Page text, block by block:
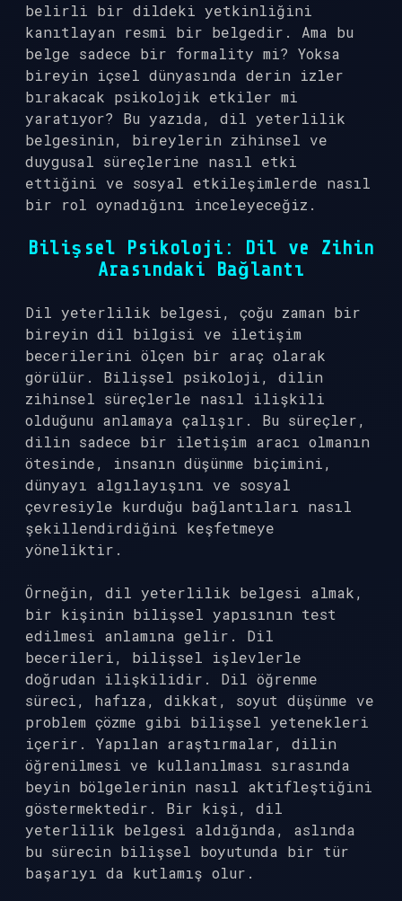
belirli bir dildeki yetkinliğini
kanıtlayan resmi bir belgedir. Ama bu
belge sadece bir formality mi? Yoksa
bireyin içsel dünyasında derin izler
bırakacak psikolojik etkiler mi
yaratıyor? Bu yazıda, dil yeterlilik
belgesinin, bireylerin zihinsel ve
duygusal süreçlerine nasıl etki
ettiğini ve sosyal etkileşimlerde nasıl
bir rol oynadığını inceleyeceğiz.
Bilişsel Psikoloji: Dil ve Zihin
Arasındaki Bağlantı
Dil yeterlilik belgesi, çoğu zaman bir
bireyin dil bilgisi ve iletişim
becerilerini ölçen bir araç olarak
görülür. Bilişsel psikoloji, dilin
zihinsel süreçlerle nasıl ilişkili
olduğunu anlamaya çalışır. Bu süreçler,
dilin sadece bir iletişim aracı olmanın
ötesinde, insanın düşünme biçimini,
dünyayı algılayışını ve sosyal
çevresiyle kurduğu bağlantıları nasıl
şekillendirdiğini keşfetmeye
yöneliktir.
Örneğin, dil yeterlilik belgesi almak,
bir kişinin bilişsel yapısının test
edilmesi anlamına gelir. Dil
becerileri, bilişsel işlevlerle
doğrudan ilişkilidir. Dil öğrenme
süreci, hafıza, dikkat, soyut düşünme ve
problem çözme gibi bilişsel yetenekleri
içerir. Yapılan araştırmalar, dilin
öğrenilmesi ve kullanılması sırasında
beyin bölgelerinin nasıl aktifleştiğini
göstermektedir. Bir kişi, dil
yeterlilik belgesi aldığında, aslında
bu sürecin bilişsel boyutunda bir tür
başarıyı da kutlamış olur.